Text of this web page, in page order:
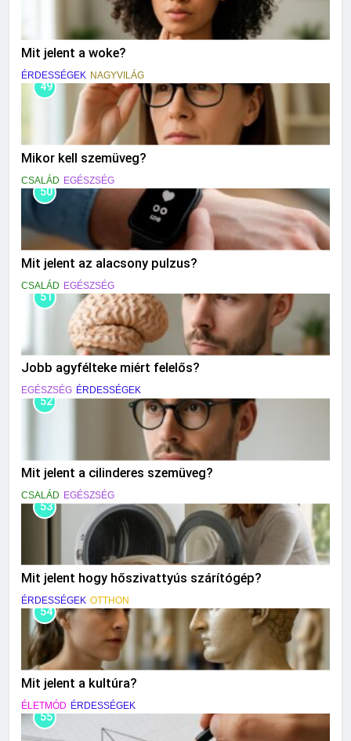
Mit jelent a woke?
ÉRDESSÉGEK NAGYVILÁG
49
Mikor kell szemüveg?
CSALÁD EGÉSZSÉG
50
Mit jelent az alacsony pulzus?
CSALÁD EGÉSZSÉG
51
Jobb agyfélteke miért felelős?
EGÉSZSÉG ÉRDESSÉGEK
52
Mit jelent a cilinderes szemüveg?
CSALÁD EGÉSZSÉG
53
Mit jelent hogy hőszivattyús szárítógép?
ÉRDESSÉGEK OTTHON
54
Mit jelent a kultúra?
ÉLETMÓD ÉRDESSÉGEK
55